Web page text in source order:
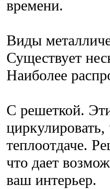
времени.
Виды
Существует
Наиболее
С решеткой.
теплоотдаче.
что дает
ваш интерьер.